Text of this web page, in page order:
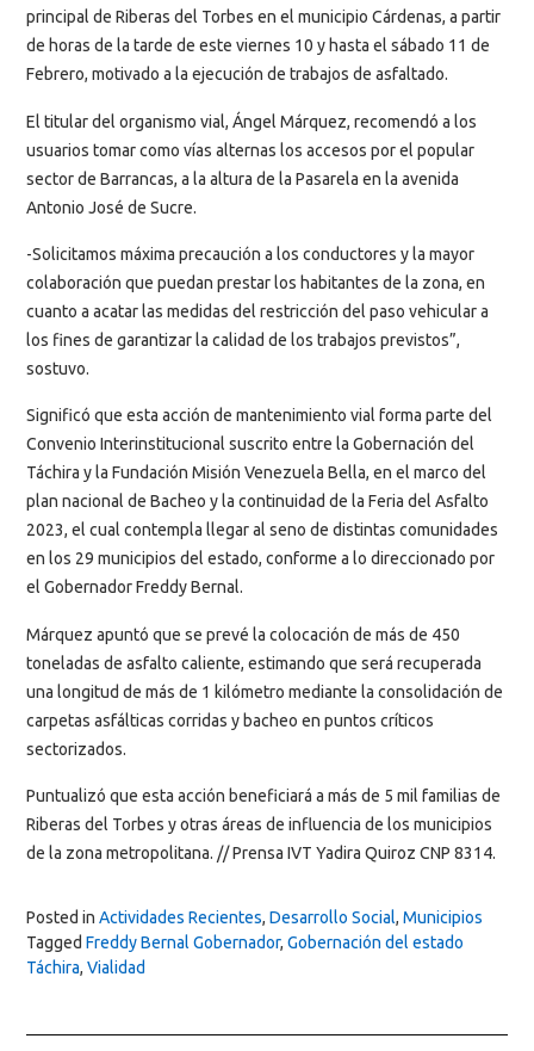
principal de Riberas del Torbes en el municipio Cárdenas, a partir
de horas de la tarde de este viernes 10 y hasta el sábado 11 de
Febrero, motivado a la ejecución de trabajos de asfaltado.
El titular del organismo vial, Ángel Márquez, recomendó a los
usuarios tomar como vías alternas los accesos por el popular
sector de Barrancas, a la altura de la Pasarela en la avenida
Antonio José de Sucre.
-Solicitamos máxima precaución a los conductores y la mayor
colaboración que puedan prestar los habitantes de la zona, en
cuanto a acatar las medidas del restricción del paso vehicular a
los fines de garantizar la calidad de los trabajos previstos”,
sostuvo.
Significó que esta acción de mantenimiento vial forma parte del
Convenio Interinstitucional suscrito entre la Gobernación del
Táchira y la Fundación Misión Venezuela Bella, en el marco del
plan nacional de Bacheo y la continuidad de la Feria del Asfalto
2023, el cual contempla llegar al seno de distintas comunidades
en los 29 municipios del estado, conforme a lo direccionado por
el Gobernador Freddy Bernal.
Márquez apuntó que se prevé la colocación de más de 450
toneladas de asfalto caliente, estimando que será recuperada
una longitud de más de 1 kilómetro mediante la consolidación de
carpetas asfálticas corridas y bacheo en puntos críticos
sectorizados.
Puntualizó que esta acción beneficiará a más de 5 mil familias de
Riberas del Torbes y otras áreas de influencia de los municipios
de la zona metropolitana. // Prensa IVT Yadira Quiroz CNP 8314.
Posted in Actividades Recientes, Desarrollo Social, Municipios
Tagged Freddy Bernal Gobernador, Gobernación del estado
Táchira, Vialidad